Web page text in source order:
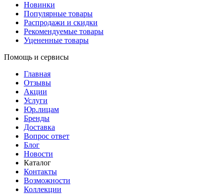
Новинки
Популярные товары
Распродажи и скидки
Рекомендуемые товары
Уцененные товары
Помощь и сервисы
Главная
Отзывы
Акции
Услуги
Юр.лицам
Бренды
Доставка
Вопрос ответ
Блог
Новости
Каталог
Контакты
Возможности
Коллекции